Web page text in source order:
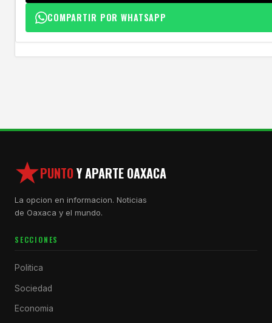
COMPARTIR POR WHATSAPP
PUNTOY APARTE OAXACA
La opcion en informacion. Noticias
de Oaxaca y el mundo.
SECCIONES
Politica
Sociedad
Economia